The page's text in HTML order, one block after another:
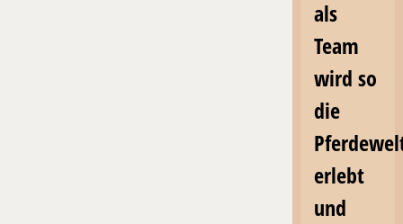
als
Team
wird so
die
erlebt
und